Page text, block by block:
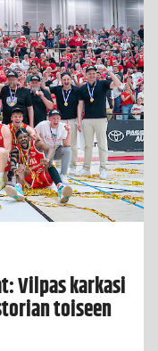
Vilpas karkasi
toiseen